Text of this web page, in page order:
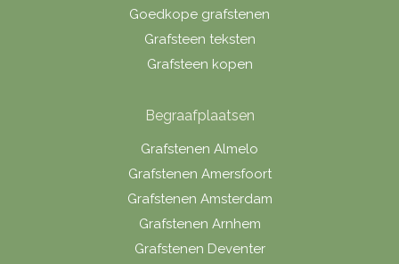
Goedkope grafstenen
Grafsteen teksten
Grafsteen kopen
Begraafplaatsen
Grafstenen Almelo
Grafstenen Amersfoort
Grafstenen Amsterdam
Grafstenen Arnhem
Grafstenen Deventer